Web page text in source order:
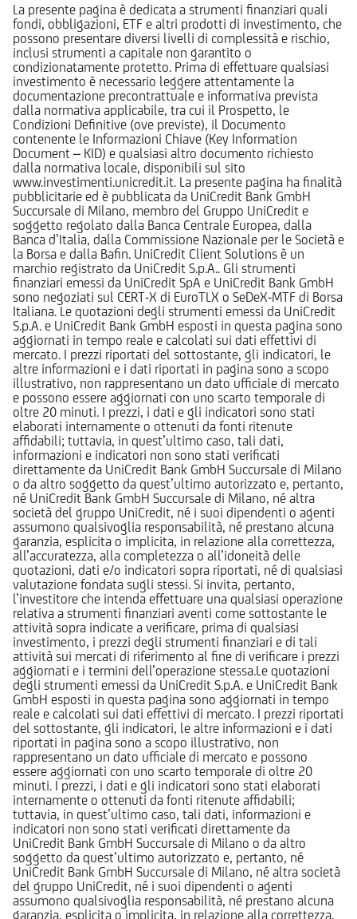
La presente pagina è dedicata a strumenti finanziari quali
fondi, obbligazioni, ETF e altri prodotti di investimento, che
possono presentare diversi livelli di complessità e rischio,
inclusi strumenti a capitale non garantito o
condizionatamente protetto. Prima di effettuare qualsiasi
investimento è necessario leggere attentamente la
documentazione precontrattuale e informativa prevista
dalla normativa applicabile, tra cui il Prospetto, le
Condizioni Definitive (ove previste), il Documento
contenente le Informazioni Chiave (Key Information
Document – KID) e qualsiasi altro documento richiesto
dalla normativa locale, disponibili sul sito
www.investimenti.unicredit.it. La presente pagina ha finalità
pubblicitarie ed è pubblicata da UniCredit Bank GmbH
Succursale di Milano, membro del Gruppo UniCredit e
soggetto regolato dalla Banca Centrale Europea, dalla
Banca d’Italia, dalla Commissione Nazionale per le Società e
la Borsa e dalla Bafin. UniCredit Client Solutions è un
marchio registrato da UniCredit S.p.A.. Gli strumenti
finanziari emessi da UniCredit SpA e UniCredit Bank GmbH
sono negoziati sul CERT-X di EuroTLX o SeDeX-MTF di Borsa
Italiana. Le quotazioni degli strumenti emessi da UniCredit
S.p.A. e UniCredit Bank GmbH esposti in questa pagina sono
aggiornati in tempo reale e calcolati sui dati effettivi di
mercato. I prezzi riportati del sottostante, gli indicatori, le
altre informazioni e i dati riportati in pagina sono a scopo
illustrativo, non rappresentano un dato ufficiale di mercato
e possono essere aggiornati con uno scarto temporale di
oltre 20 minuti. I prezzi, i dati e gli indicatori sono stati
elaborati internamente o ottenuti da fonti ritenute
affidabili; tuttavia, in quest’ultimo caso, tali dati,
informazioni e indicatori non sono stati verificati
direttamente da UniCredit Bank GmbH Succursale di Milano
o da altro soggetto da quest’ultimo autorizzato e, pertanto,
né UniCredit Bank GmbH Succursale di Milano, né altra
società del gruppo UniCredit, né i suoi dipendenti o agenti
assumono qualsivoglia responsabilità, né prestano alcuna
garanzia, esplicita o implicita, in relazione alla correttezza,
all’accuratezza, alla completezza o all’idoneità delle
quotazioni, dati e/o indicatori sopra riportati, né di qualsiasi
valutazione fondata sugli stessi. Si invita, pertanto,
l’investitore che intenda effettuare una qualsiasi operazione
relativa a strumenti finanziari aventi come sottostante le
attività sopra indicate a verificare, prima di qualsiasi
investimento, i prezzi degli strumenti finanziari e di tali
attività sui mercati di riferimento al fine di verificare i prezzi
aggiornati e i termini dell’operazione stessa.Le quotazioni
degli strumenti emessi da UniCredit S.p.A. e UniCredit Bank
GmbH esposti in questa pagina sono aggiornati in tempo
reale e calcolati sui dati effettivi di mercato. I prezzi riportati
del sottostante, gli indicatori, le altre informazioni e i dati
riportati in pagina sono a scopo illustrativo, non
rappresentano un dato ufficiale di mercato e possono
essere aggiornati con uno scarto temporale di oltre 20
minuti. I prezzi, i dati e gli indicatori sono stati elaborati
internamente o ottenuti da fonti ritenute affidabili;
tuttavia, in quest’ultimo caso, tali dati, informazioni e
indicatori non sono stati verificati direttamente da
UniCredit Bank GmbH Succursale di Milano o da altro
soggetto da quest’ultimo autorizzato e, pertanto, né
UniCredit Bank GmbH Succursale di Milano, né altra società
del gruppo UniCredit, né i suoi dipendenti o agenti
assumono qualsivoglia responsabilità, né prestano alcuna
garanzia, esplicita o implicita, in relazione alla correttezza,